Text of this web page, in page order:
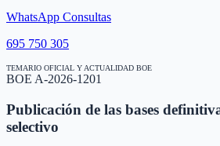
WhatsApp Consultas
695 750 305
TEMARIO OFICIAL Y ACTUALIDAD BOE
BOE A-2026-1201
Publicación de las bases
selectivo